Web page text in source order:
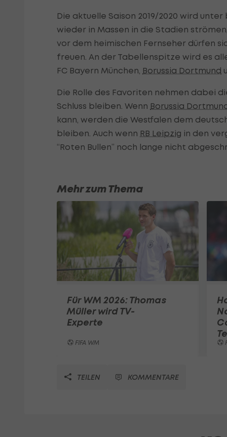
Die aktuelle Saison 2019/2020 wird
wieder in Massen in die Stadien
vor dem heimischen Fernseher dürfen
freuen. An der Tabellenspitze wird es
FC Bayern München, Borussia Dortmund
Die Rolle des Favoriten nehmen dabei
Schluss bleiben. Wenn Borussia
kann, werden die Westfalen dem
bleiben. Auch wenn RB Leipzig in den
“Roten Bullen” noch lange nicht
Mehr zum Thema
Für WM 2026: Thomas
Müller wird TV-
Experte
FIFA WM
TEILEN KOMMENTARE